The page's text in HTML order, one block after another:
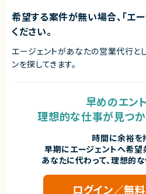
希望する案件が無い場合、「エ
ください。
エージェントがあなたの営業代行と
ンを探してきます。
早めのエン
理想的な仕事が見つか
時間に余裕を
早期にエージェントへ希望
あなたに代わって、理想的な
ログイン／無